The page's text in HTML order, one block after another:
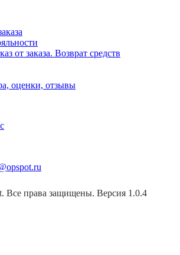
от заказа. Возврат средств
оценки, отзывы
Все права защищены. Версия 1.0.4